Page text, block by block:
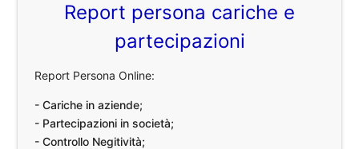
Report persona cariche e
partecipazioni
Report Persona Online:
- Cariche in aziende;
- Partecipazioni in società;
- Controllo Negitività;